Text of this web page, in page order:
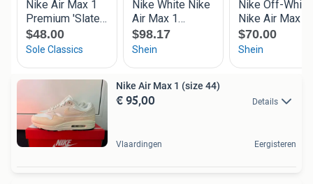
Nike Air Max 1 (size 44)
€ 95,00 Details
Vlaardingen Eergisteren